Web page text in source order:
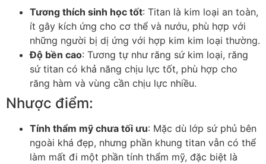
Tương thích sinh học tốt: Titan là kim loại an toàn,
ít gây kích ứng cho cơ thể và nướu, phù hợp với
những người bị dị ứng với hợp kim kim loại thường.
Độ bền cao: Tương tự như răng sứ kim loại, răng
sứ titan có khả năng chịu lực tốt, phù hợp cho
răng hàm và vùng cần chịu lực nhiều.
Nhược điểm:
Tính thẩm mỹ chưa tối ưu: Mặc dù lớp sứ phủ bên
ngoài khá đẹp, nhưng phần khung titan vẫn có thể
làm mất đi một phần tính thẩm mỹ, đặc biệt là